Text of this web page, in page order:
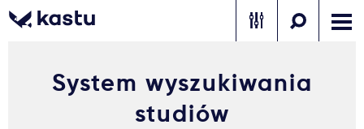
Zadzwoń Bezpłatne konsultacje Kontakt
System wyszukiwania
studiów